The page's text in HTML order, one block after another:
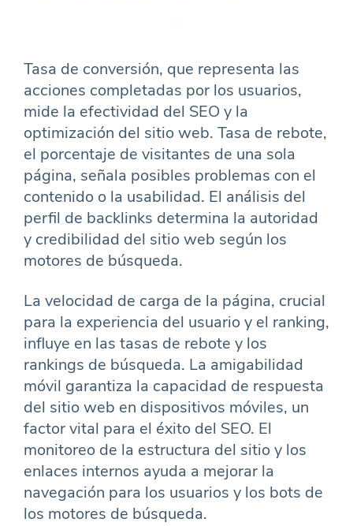
Tasa de conversión, que representa las
acciones completadas por los usuarios,
mide la efectividad del SEO y la
optimización del sitio web. Tasa de rebote,
el porcentaje de visitantes de una sola
página, señala posibles problemas con el
contenido o la usabilidad. El análisis del
perfil de backlinks determina la autoridad
y credibilidad del sitio web según los
motores de búsqueda.
La velocidad de carga de la página, crucial
para la experiencia del usuario y el ranking,
influye en las tasas de rebote y los
rankings de búsqueda. La amigabilidad
móvil garantiza la capacidad de respuesta
del sitio web en dispositivos móviles, un
factor vital para el éxito del SEO. El
monitoreo de la estructura del sitio y los
enlaces internos ayuda a mejorar la
navegación para los usuarios y los bots de
los motores de búsqueda.